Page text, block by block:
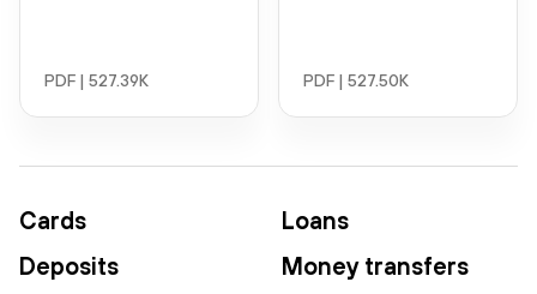
PDF | 527.39K PDF | 527.50K
Cards
Loans
Deposits
Money transfers